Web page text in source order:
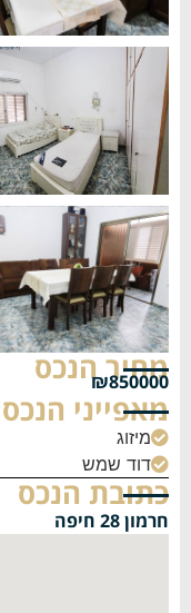
מחיר הנכס
₪850000
מאפייני הנכס
מיזוג
דוד שמש
כתובת הנכס
חרמון 28 חיפה